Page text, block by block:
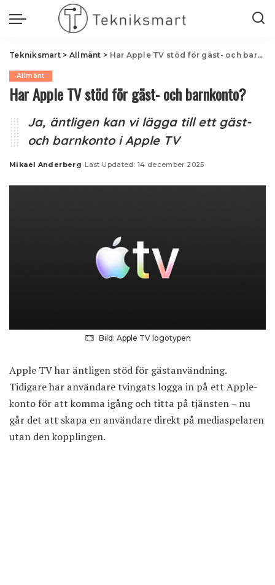
Tekniksmart> Allmänt > Har Apple TV stöd för gäst- och barnkonto?
Allmänt
Har Apple TV stöd för gäst- och barnkonto?
Ja, äntligen kan vi lägga till ett gäst-
och barnkonto i Apple TV
Posted
Mikael Anderberg Last Updated: 14 december 2025
Bild: Apple TV logotypen
Apple TV har äntligen stöd för gästanvändning.
Tidigare har användare tvingats logga in på ett Apple-
konto för att komma igång och titta på tjänsten – nu
går det att skapa en användare direkt på mediaspelaren
utan den kopplingen.